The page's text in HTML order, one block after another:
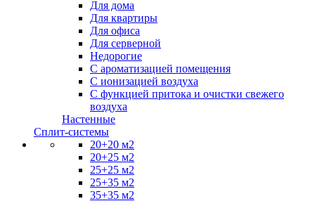
Для дома
Для квартиры
Для офиса
Для серверной
Недорогие
С ароматизацией помещения
С ионизацией воздуха
С функцией притока и очистки свежего
воздуха
Настенные
Сплит-системы
20+20 м2
20+25 м2
25+25 м2
25+35 м2
35+35 м2